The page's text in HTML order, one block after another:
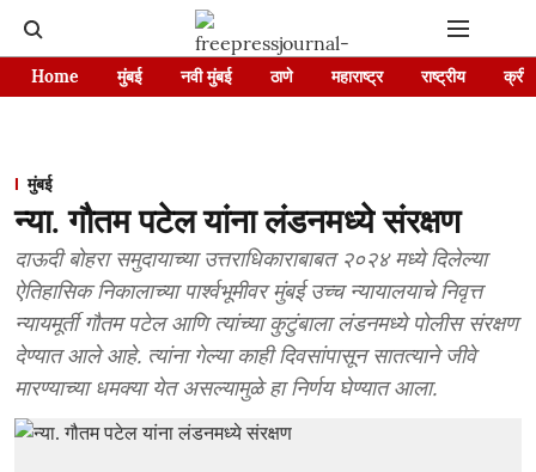
Home मुंबई नवी मुंबई ठाणे महाराष्ट्र राष्ट्रीय
मुंबई
न्या. गौतम पटेल यांना लंडनमध्ये संरक्षण
दाऊदी बोहरा समुदायाच्या उत्तराधिकाराबाबत २०२४ मध्ये दिलेल्या
ऐतिहासिक निकालाच्या पार्श्वभूमीवर मुंबई उच्च न्यायालयाचे निवृत्त
न्यायमूर्ती गौतम पटेल आणि त्यांच्या कुटुंबाला लंडनमध्ये पोलीस संरक्षण
देण्यात आले आहे. त्यांना गेल्या काही दिवसांपासून सातत्याने जीवे
मारण्याच्या धमक्या येत असल्यामुळे हा निर्णय घेण्यात आला.